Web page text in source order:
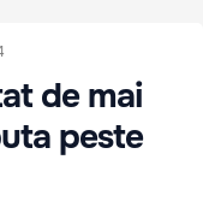
de mai
peste